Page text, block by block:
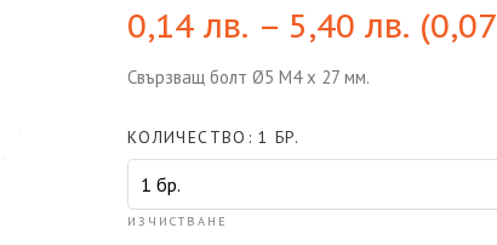
0,14 лв. – 5,40 лв. (0,07
Свързващ болт Ø5 M4 x 27 мм.
КОЛИЧЕСТВО 1 БР.
ИЗЧИСТВАНЕ